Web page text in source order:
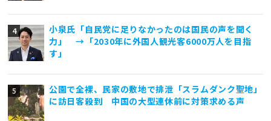
一直線」
小泉氏「自民党に足りなかったのは国民の声を聞く
力」 →「2030年に外国人観光客6000万人を目指
す」
公園で全裸、民家の敷地で排泄「スラムダンク聖地」
に訪日客殺到 中国の大型連休前に対策求める声